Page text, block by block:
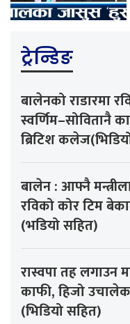
ट्रेन्डिङ
बालेनको राडारमा
स्वर्णिम–सोवितानै
ब्रिटिश
बालेन : आफ्नै
रविको कोर टिम
(भडियो सहित)
रास्वपा तह लगाउन
काफी, हिजो
(भिडियो सहित)